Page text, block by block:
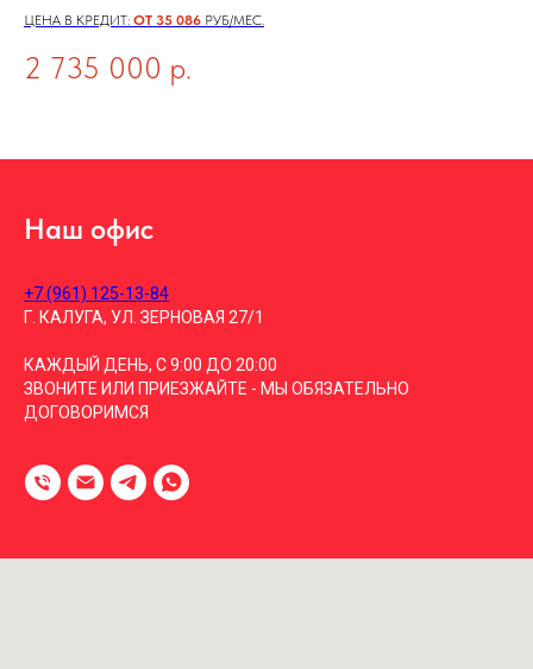
ЦЕНА В КРЕДИТ: ОТ 35 086 РУБ/МЕС.
2 735 000 р.
Наш офис
+7 (961) 125-13-84
Г. КАЛУГА, УЛ. ЗЕРНОВАЯ 27/1
КАЖДЫЙ ДЕНЬ, С 9:00 ДО 20:00
ЗВОНИТЕ ИЛИ ПРИЕЗЖАЙТЕ - МЫ ОБЯЗАТЕЛЬНО
ДОГОВОРИМСЯ